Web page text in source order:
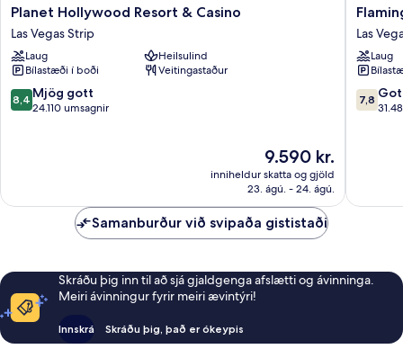
Planet
Hollywood
Resort
&
Casino
Las
Vegas
Planet Hollywood Resort & Casino
Las Vegas Strip
Laug
Heilsulind
Bílastæði í boði
Veitingastaður
8.4
af
8,4 Mjög gott
24.110 umsagnir
Verðið
er
9.590 kr.
9.590 kr.
inniheldur skatta og gjöld
23. ágú. - 24. ágú.
Las
Vegas
Hotel
&
Casino
Las
Las
Laug
7.8
af
7,8
Samanburður við svipaða gististaði
Skráðu þig inn til að sjá gjaldgenga afslætti og ávinninga.
Meiri ávinningur fyrir meiri ævintýri!
Innskrá Skráðu þig, það er ókeypis